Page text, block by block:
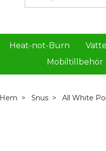
Heat-not-Burn
Mobiltillbehör
Hem Snus All White